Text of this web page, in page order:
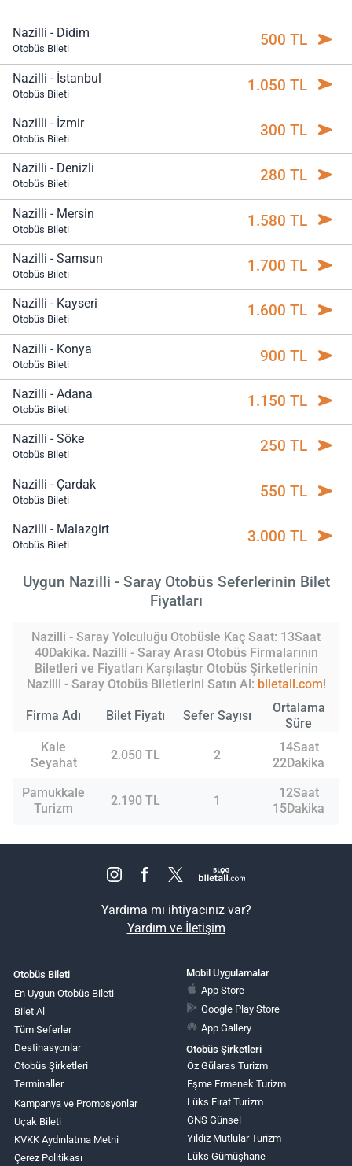
Nazilli - Didim
Otobüs Bileti 500 TL
Nazilli - İstanbul
Otobüs Bileti 1.050 TL
Nazilli - İzmir
Otobüs Bileti 300 TL
Nazilli - Denizli
Otobüs Bileti 280 TL
Nazilli - Mersin
Otobüs Bileti 1.580 TL
Nazilli - Samsun
Otobüs Bileti 1.700 TL
Nazilli - Kayseri
Otobüs Bileti 1.600 TL
Nazilli - Konya
Otobüs Bileti 900 TL
Nazilli - Adana
Otobüs Bileti 1.150 TL
Nazilli - Söke
Otobüs Bileti 250 TL
Nazilli - Çardak
Otobüs Bileti 550 TL
Nazilli - Malazgirt
Otobüs Bileti 3.000 TL
Uygun Nazilli - Saray Otobüs Seferlerinin Bilet
Fiyatları
Nazilli - Saray Yolculuğu Otobüsle Kaç Saat: 13Saat
40Dakika. Nazilli - Saray Arası Otobüs Firmalarının
Biletleri ve Fiyatları Karşılaştır Otobüs Şirketlerinin
Nazilli - Saray Otobüs Biletlerini Satın Al: biletall.com!
Firma Adı Bilet Fiyatı Sefer Sayısı
Ortalama
Süre
Kale
Seyahat
2.050 TL 2
14Saat
22Dakika
Pamukkale
Turizm
2.190 TL 1
12Saat
15Dakika
Yardıma mı ihtiyacınız var?
Yardım ve İletişim
Otobüs Bileti
En Uygun Otobüs Bileti
Bilet Al
Tüm Seferler
Destinasyonlar
Otobüs Şirketleri
Terminaller
Kampanya ve Promosyonlar
Uçak Bileti
KVKK Aydınlatma Metni
Çerez Politikası
Mobil Uygulamalar
App Store
Google Play Store
App Gallery
Otobüs Şirketleri
Öz Gülaras Turizm
Eşme Ermenek Turizm
Lüks Fırat Turizm
GNS Günsel
Yıldız Mutlular Turizm
Lüks Gümüşhane